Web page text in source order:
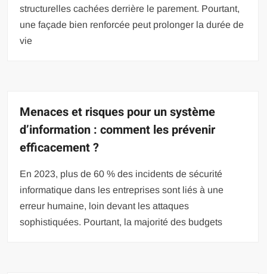
structurelles cachées derrière le parement. Pourtant,
une façade bien renforcée peut prolonger la durée de
vie
Menaces et risques pour un système
d’information : comment les prévenir
efficacement ?
En 2023, plus de 60 % des incidents de sécurité
informatique dans les entreprises sont liés à une
erreur humaine, loin devant les attaques
sophistiquées. Pourtant, la majorité des budgets